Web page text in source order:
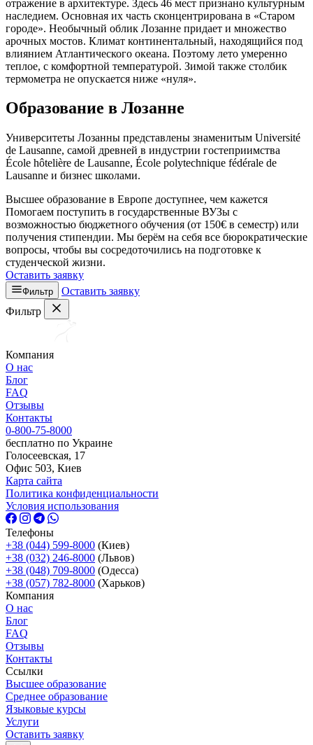
отражение в архитектуре. Здесь 46 мест признано культурным
наследием. Основная их часть сконцентрирована в «Старом
городе». Необычный облик Лозанне придает и множество
арочных мостов. Климат континентальный, находящийся под
влиянием Атлантического океана. Поэтому лето умеренно
теплое, с комфортной температурой. Зимой также столбик
термометра не опускается ниже «нуля».
Образование в Лозанне
Университеты Лозанны представлены знаменитым Université
de Lausanne, самой древней в индустрии гостеприимства
École hôtelière de Lausanne, École polytechnique fédérale de
Lausanne и бизнес школами.
Высшее образование в Европе доступнее, чем кажется
Помогаем поступить в государственные ВУЗы с
возможностью бюджетного обучения (от 150€ в семестр) или
получения стипендии. Мы берём на себя все бюрократические
вопросы, чтобы вы сосредоточились на подготовке к
студенческой жизни.
Оставить заявку
Фильтр
Оставить заявку
Фильтр
Компания
О нас
Блог
FAQ
Отзывы
Контакты
0-800-75-8000
бесплатно по Украине
Голосеевская, 17
Офис 503, Киев
Карта сайта
Политика конфиденциальности
Условия использования
Телефоны
+38 (044) 599-8000 (Киев)
+38 (032) 246-8000 (Львов)
+38 (048) 709-8000 (Одесcа)
+38 (057) 782-8000 (Харьков)
Компания
О нас
Блог
FAQ
Отзывы
Контакты
Ссылки
Высшее образование
Среднее образование
Языковые курсы
Услуги
Оставить заявку